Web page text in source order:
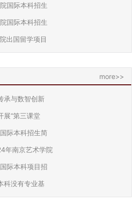
国际本科招生
国际本科招生
出国留学项目
more>>
承与数智创新
展“第三课堂
际本科招生简
年南京艺术学院
际本科项目招
科没有专业基